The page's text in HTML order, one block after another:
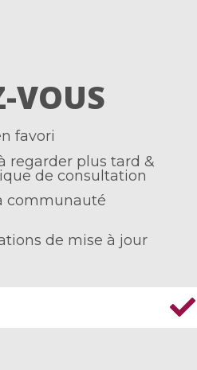
VOUS
favori
regarder plus tard &
de consultation
communauté
de mise à jour